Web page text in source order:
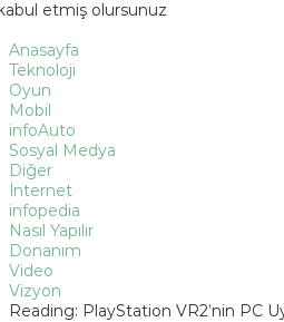
etmiş olursunuz
Anasayfa
Teknoloji
Oyun
Mobil
infoAuto
Sosyal Medya
Diğer
İnternet
infopedia
Nasıl Yapılır
Donanım
Video
Vizyon
Reading: PlayStation VR2’nin PC